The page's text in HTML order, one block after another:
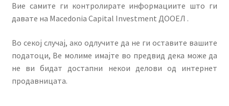
Вие самите ги контролирате информациите што ги
давате на Macedonia Capital Investment ДООЕЛ .
Во секој случај, ако одлучите да не ги оставите вашите
податоци, Ве молиме имајте во предвид дека може да
не ви бидат достапни некои делови од интернет
продавницата.